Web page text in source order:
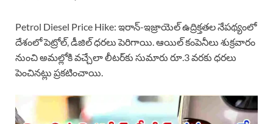
Petrol Diesel Price Hike: ఇరాన్-ఇజ్రాయెల్ ఉద్రిక్తతల నేపథ్యంలో
దేశంలో పెట్రోల్, డీజిల్ ధరలు పెరిగాయి. ఆయిల్ కంపెనీలు శుక్రవారం
నుంచి అమల్లోకి వచ్చేలా లీటర్‌కు సుమారు రూ.3 వరకు ధరలు
పెంచినట్లు ప్రకటించాయి.